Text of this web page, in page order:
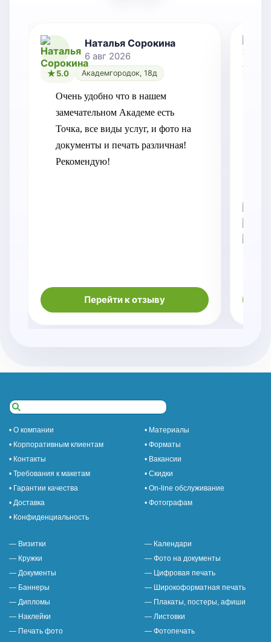
Наталья Сорокина
6 авг 2026
5.0 Академгородок, 18д
Очень удобно что в нашем
замечательном Академе есть
Точка, все виды услуг, и фото на
документы и печать различная!
Рекомендую!
Перейти к отзыву
• О компании
• Материалы
• Корпоративным клиентам
• Форматы
• Контакты
• Вакансии
• Требования к макетам
• Скидки
• Гарантии качества
• On-line обслуживание
• Доставка
• Фотографам
• Конфиденциальность
— Визитки
— Календари
— Кружки
— Фото на документы
— Документы
— Цифровая печать
— Баннеры
— Широкоформатная печать
— Дипломы
— Плакаты, постеры, афиши
— Наклейки
— Листовки
— Печать фото
— Фотопечать